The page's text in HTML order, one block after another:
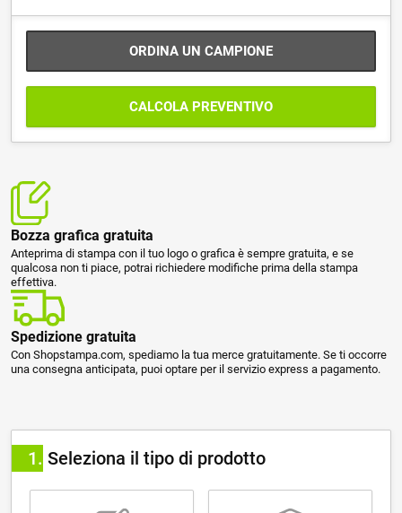
ORDINA UN CAMPIONE
CALCOLA PREVENTIVO
Bozza grafica gratuita
Anteprima di stampa con il tuo logo o grafica è sempre gratuita, e se
qualcosa non ti piace, potrai richiedere modifiche prima della stampa
effettiva.
Spedizione gratuita
Con Shopstampa.com, spediamo la tua merce gratuitamente. Se ti occorre
una consegna anticipata, puoi optare per il servizio express a pagamento.
1 Seleziona il tipo di prodotto